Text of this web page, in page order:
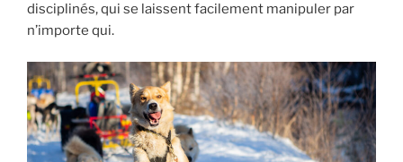
disciplinés, qui se laissent facilement manipuler par
n’importe qui.